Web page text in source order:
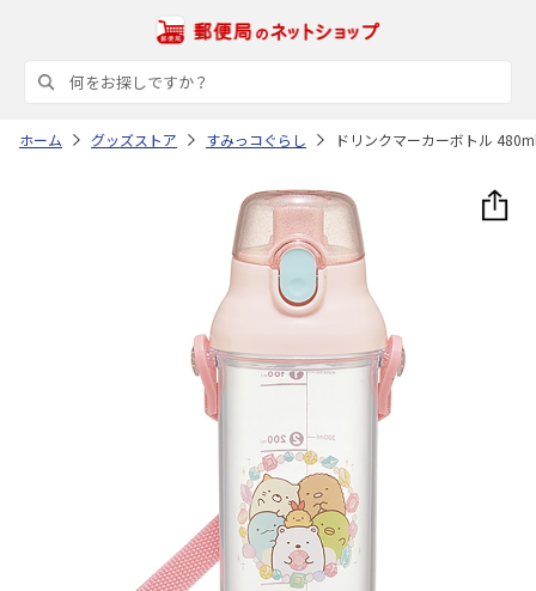
ホーム グッズストア すみっコぐらし ドリンクマーカーボトル